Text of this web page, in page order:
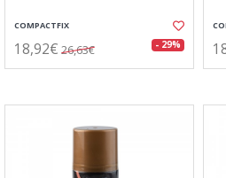
COMPACTFIX
18,92€ 26,63€ - 29%